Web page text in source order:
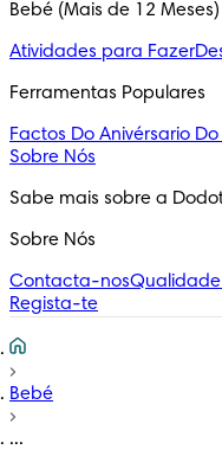
Bebé (Mais de 12 Meses)
Atividades para Fazer
Ferramentas Populares
Factos Do Anivérsario
Sobre Nós
Sabe mais sobre a
Sobre Nós
Contacta-nosQualidade
Regista-te
Bebé
...